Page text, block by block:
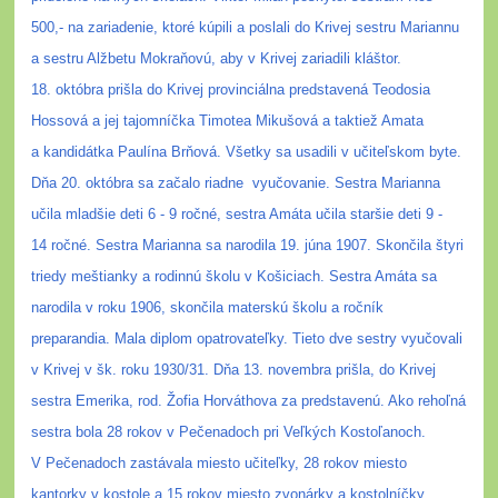
500,- na zariadenie, ktoré kúpili a poslali do Krivej sestru Mariannu
a sestru Alžbetu Mokraňovú, aby v Krivej zariadili kláštor.
18. októbra prišla do Krivej provinciálna predstavená Teodosia
Hossová a jej tajomníčka Timotea Mikušová a taktiež Amata
a kandidátka Paulína Brňová. Všetky sa usadili v učiteľskom byte.
Dňa 20. októbra sa začalo riadne vyučovanie. Sestra Marianna
učila mladšie deti 6 - 9 ročné, sestra Amáta učila staršie deti 9 -
14 ročné. Sestra Marianna sa narodila 19. júna 1907. Skončila štyri
triedy meštianky a rodinnú školu v Košiciach. Sestra Amáta sa
narodila v roku 1906, skončila materskú školu a ročník
preparandia. Mala diplom opatrovateľky. Tieto dve sestry vyučovali
v Krivej v šk. roku 1930/31. Dňa 13. novembra prišla, do Krivej
sestra Emerika, rod. Žofia Horváthova za predstavenú. Ako rehoľná
sestra bola 28 rokov v Pečenadoch pri Veľkých Kostoľanoch.
V Pečenadoch zastávala miesto učiteľky, 28 rokov miesto
kantorky v kostole a 15 rokov miesto zvonárky a kostolníčky.